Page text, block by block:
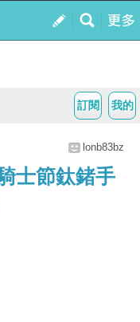
我的
訂閱
lonb83bz
士節鈦鍺手